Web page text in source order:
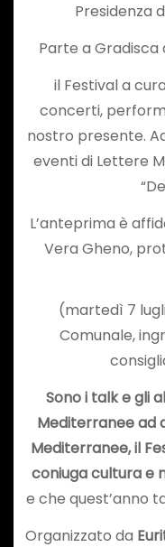
Presidenza
Parte a Gradisca
il Festival a
concerti,
nostro presente.
eventi di Lettere
L’anteprima è
Vera Gheno,
(martedì 7
Comunale,
Sono i talk e gli
Mediterranee ad
Mediterranee, il
coniuga cultura e
e che quest’anno
Organizzato da